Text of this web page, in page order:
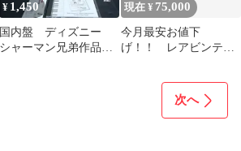
¥ 1,450
国内盤 ディズニー
シャーマン兄弟作品
現在 ¥ 75,000
今月最安お値下
げ！！ レアビンテー
次へ